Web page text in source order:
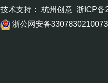
技术支持： 杭州创意 浙ICP备
浙公网安备